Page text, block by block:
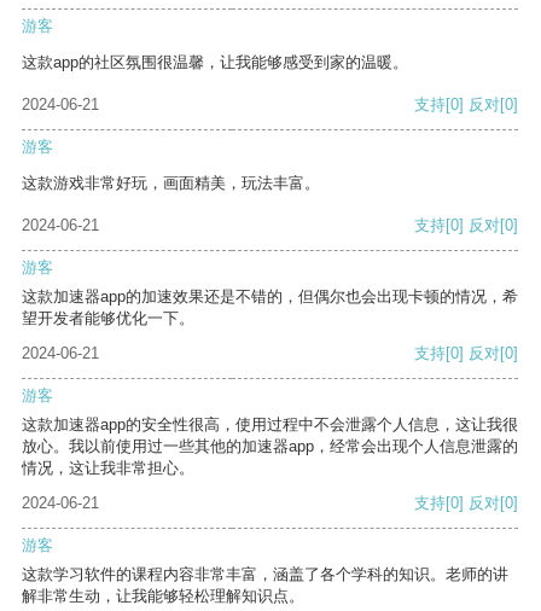
游客
这款app的社区氛围很温馨，让我能够感受到家的温暖。
2024-06-21 支持[0] 反对[0]
游客
这款游戏非常好玩，画面精美，玩法丰富。
2024-06-21 支持[0] 反对[0]
游客
这款加速器app的加速效果还是不错的，但偶尔也会出现卡顿的情况，希
望开发者能够优化一下。
2024-06-21
支持[0] 反对[0]
游客
这款加速器app的安全性很高，使用过程中不会泄露个人信息，这让我很
放心。我以前使用过一些其他的加速器app，经常会出现个人信息泄露的
情况，这让我非常担心。
2024-06-21
支持[0] 反对[0]
游客
这款学习软件的课程内容非常丰富，涵盖了各个学科的知识。老师的讲
解非常生动，让我能够轻松理解知识点。